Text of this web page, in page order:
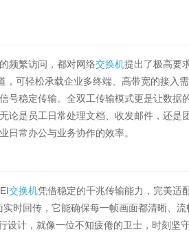
频繁访问，都对网络交换机提出了极高要求
可轻松承载企业多终端、高带宽的接入需
信号稳定传输。全双工传输模式更是让数据
论是员工日常处理文档、收发邮件，还是
日常办公与业务协作的效率。
交换机凭借稳定的千兆传输能力，完美适
时回传，它能确保每一帧画面都清晰、流
设计，就像一位不知疲倦的卫士，时刻坚